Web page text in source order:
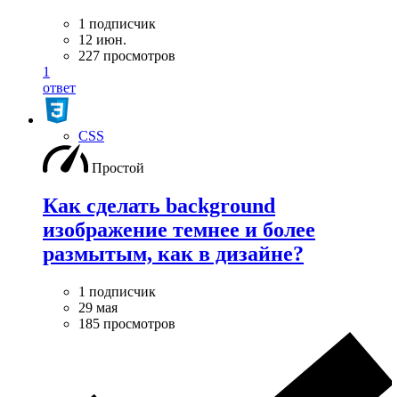
1 подписчик
12 июн.
227 просмотров
1
ответ
CSS
Простой
Как сделать background
изображение темнее и более
размытым, как в дизайне?
1 подписчик
29 мая
185 просмотров